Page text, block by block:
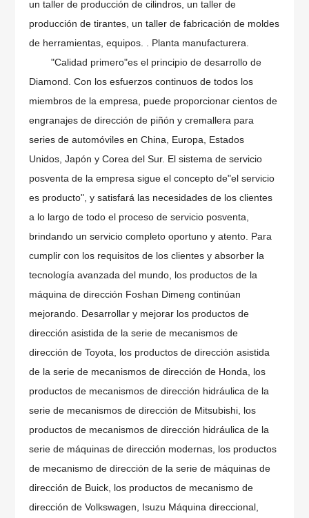
un taller de producción de cilindros, un taller de
producción de tirantes, un taller de fabricación de moldes
de herramientas, equipos. . Planta manufacturera.
"Calidad primero"es el principio de desarrollo de
Diamond. Con los esfuerzos continuos de todos los
miembros de la empresa, puede proporcionar cientos de
engranajes de dirección de piñón y cremallera para
series de automóviles en China, Europa, Estados
Unidos, Japón y Corea del Sur. El sistema de servicio
posventa de la empresa sigue el concepto de"el servicio
es producto", y satisfará las necesidades de los clientes
a lo largo de todo el proceso de servicio posventa,
brindando un servicio completo oportuno y atento. Para
cumplir con los requisitos de los clientes y absorber la
tecnología avanzada del mundo, los productos de la
máquina de dirección Foshan Dimeng continúan
mejorando. Desarrollar y mejorar los productos de
dirección asistida de la serie de mecanismos de
dirección de Toyota, los productos de dirección asistida
de la serie de mecanismos de dirección de Honda, los
productos de mecanismos de dirección hidráulica de la
serie de mecanismos de dirección de Mitsubishi, los
productos de mecanismos de dirección hidráulica de la
serie de máquinas de dirección modernas, los productos
de mecanismo de dirección de la serie de máquinas de
dirección de Buick, los productos de mecanismo de
dirección de Volkswagen, Isuzu Máquina direccional,